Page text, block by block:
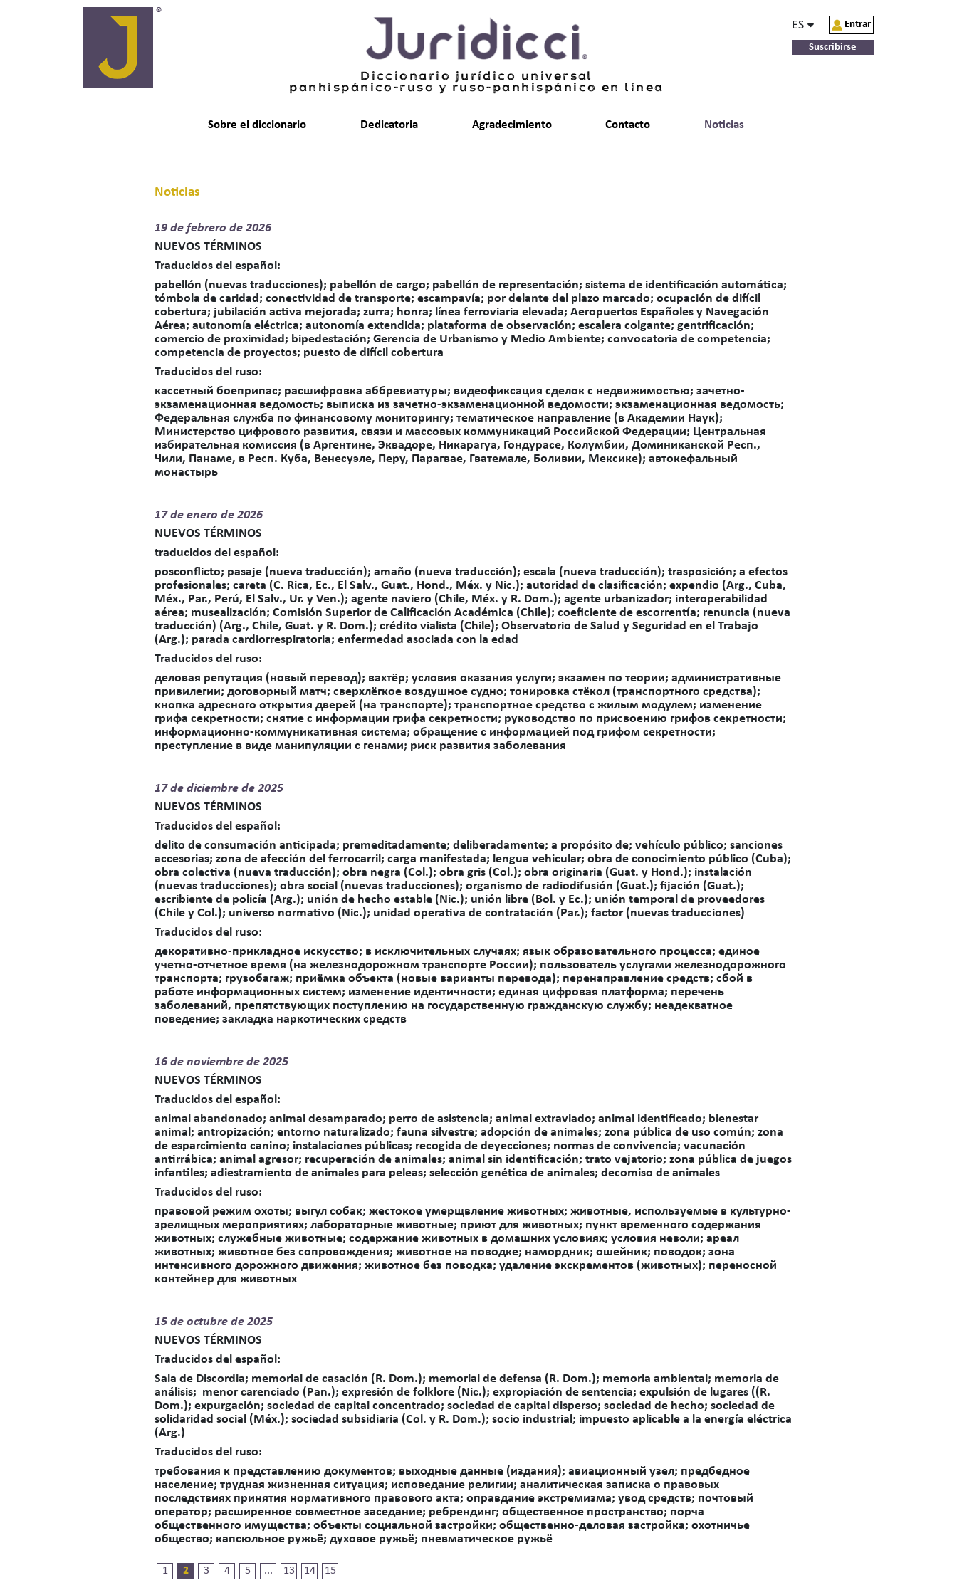
Diccionario jurídico universal
panhispánico-ruso y ruso-panhispánico en línea
Sobre el diccionario Dedicatoria Agradecimiento Contacto Noticias
ES Entrar
Suscribirse
Noticias
19 de febrero de 2026
NUEVOS TÉRMINOS
Traducidos del español:
pabellón (nuevas traducciones); pabellón de cargo; pabellón de representación; sistema de identificación automática;
tómbola de caridad; conectividad de transporte; escampavía; por delante del plazo marcado; ocupación de difícil
cobertura; jubilación activa mejorada; zurra; honra; línea ferroviaria elevada; Aeropuertos Españoles y Navegación
Aérea; autonomía eléctrica; autonomía extendida; plataforma de observación; escalera colgante; gentrificación;
comercio de proximidad; bipedestación; Gerencia de Urbanismo y Medio Ambiente; convocatoria de competencia;
competencia de proyectos; puesto de difícil cobertura
Traducidos del ruso:
кассетный боеприпас; расшифровка аббревиатуры; видеофиксация сделок с недвижимостью; зачетно-
экзаменационная ведомость; выписка из зачетно-экзаменационной ведомости; экзаменационная ведомость;
Федеральная служба по финансовому мониторингу; тематическое направление (в Академии Наук);
Министерство цифрового развития, связи и массовых коммуникаций Российской Федерации; Центральная
избирательная комиссия (в Аргентине, Эквадоре, Никарагуа, Гондурасе, Колумбии, Доминиканской Респ.,
Чили, Панаме, в Респ. Куба, Венесуэле, Перу, Парагвае, Гватемале, Боливии, Мексике); автокефальный
монастырь
17 de enero de 2026
NUEVOS TÉRMINOS
traducidos del español:
posconflicto; pasaje (nueva traducción); amaño (nueva traducción); escala (nueva traducción); trasposición; a efectos
profesionales; careta (C. Rica, Ec., El Salv., Guat., Hond., Méx. y Nic.); autoridad de clasificación; expendio (Arg., Cuba,
Méx., Par., Perú, El Salv., Ur. y Ven.); agente naviero (Chile, Méx. y R. Dom.); agente urbanizador; interoperabilidad
aérea; musealización; Comisión Superior de Calificación Académica (Chile); coeficiente de escorrentía; renuncia (nueva
traducción) (Arg., Chile, Guat. y R. Dom.); crédito vialista (Chile); Observatorio de Salud y Seguridad en el Trabajo
(Arg.); parada cardiorrespiratoria; enfermedad asociada con la edad
Traducidos del ruso:
деловая репутация (новый перевод); вахтёр; условия оказания услуги; экзамен по теории; административные
привилегии; договорный матч; сверхлёгкое воздушное судно; тонировка стёкол (транспортного средства);
кнопка адресного открытия дверей (на транспорте); транспортное средство с жилым модулем; изменение
грифа секретности; снятие с информации грифа секретности; руководство по присвоению грифов секретности;
информационно-коммуникативная система; обращение с информацией под грифом секретности;
преступление в виде манипуляции с генами; риск развития заболевания
17 de diciembre de 2025
NUEVOS TÉRMINOS
Traducidos del español:
delito de consumación anticipada; premeditadamente; deliberadamente; a propósito de; vehículo público; sanciones
accesorias; zona de afección del ferrocarril; carga manifestada; lengua vehicular; obra de conocimiento público (Cuba);
obra colectiva (nueva traducción); obra negra (Col.); obra gris (Col.); obra originaria (Guat. y Hond.); instalación
(nuevas traducciones); obra social (nuevas traducciones); organismo de radiodifusión (Guat.); fijación (Guat.);
escribiente de policía (Arg.); unión de hecho estable (Nic.); unión libre (Bol. y Ec.); unión temporal de proveedores
(Chile y Col.); universo normativo (Nic.); unidad operativa de contratación (Par.); factor (nuevas traducciones)
Traducidos del ruso:
декоративно-прикладное искусство; в исключительных случаях; язык образовательного процесса; единое
учетно-отчетное время (на железнодорожном транспорте России); пользователь услугами железнодорожного
транспорта; грузобагаж; приёмка объекта (новые варианты перевода); перенаправление средств; сбой в
работе информационных систем; изменение идентичности; единая цифровая платформа; перечень
заболеваний, препятствующих поступлению на государственную гражданскую службу; неадекватное
поведение; закладка наркотических средств
16 de noviembre de 2025
NUEVOS TÉRMINOS
Traducidos del español:
animal abandonado; animal desamparado; perro de asistencia; animal extraviado; animal identificado; bienestar
animal; antropización; entorno naturalizado; fauna silvestre; adopción de animales; zona pública de uso común; zona
de esparcimiento canino; instalaciones públicas; recogida de deyecciones; normas de convivencia; vacunación
antirrábica; animal agresor; recuperación de animales; animal sin identificación; trato vejatorio; zona pública de juegos
infantiles; adiestramiento de animales para peleas; selección genética de animales; decomiso de animales
Traducidos del ruso:
правовой режим охоты; выгул собак; жестокое умерщвление животных; животные, используемые в культурно-
зрелищных мероприятиях; лабораторные животные; приют для животных; пункт временного содержания
животных; служебные животные; содержание животных в домашних условиях; условия неволи; ареал
животных; животное без сопровождения; животное на поводке; намордник; ошейник; поводок; зона
интенсивного дорожного движения; животное без поводка; удаление экскрементов (животных); переносной
контейнер для животных
15 de octubre de 2025
NUEVOS TÉRMINOS
Traducidos del español:
Sala de Discordia; memorial de casación (R. Dom.); memorial de defensa (R. Dom.); memoria ambiental; memoria de
análisis; menor carenciado (Pan.); expresión de folklore (Nic.); expropiación de sentencia; expulsión de lugares ((R.
Dom.); expurgación; sociedad de capital concentrado; sociedad de capital disperso; sociedad de hecho; sociedad de
solidaridad social (Méx.); sociedad subsidiaria (Col. y R. Dom.); socio industrial; impuesto aplicable a la energía eléctrica
(Arg.)
Traducidos del ruso:
требования к представлению документов; выходные данные (издания); авиационный узел; предбедное
население; трудная жизненная ситуация; исповедание религии; аналитическая записка о правовых
последствиях принятия нормативного правового акта; оправдание экстремизма; увод средств; почтовый
оператор; расширенное совместное заседание; ребрендинг; общественное пространство; порча
общественного имущества; объекты социальной застройки; общественно-деловая застройка; охотничье
общество; капсюльное ружьё; духовое ружьё; пневматическое ружьё
1 2 3 4 5 ... 13 14 15